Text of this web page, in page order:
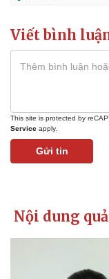
Viết bình
This site is protected by
Service apply.
Gửi tin